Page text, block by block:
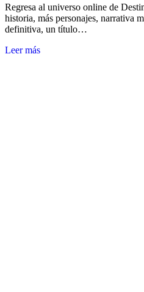
Regresa al universo online de
historia, más personajes, narrativa
definitiva, un título…
Leer más